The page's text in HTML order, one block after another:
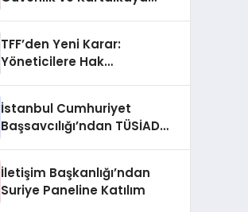
TFF’den Yeni Karar:
Yöneticilere Hak
İstanbul Cumhuriyet
Başsavcılığı’ndan TÜSİAD
İletişim Başkanlığı’ndan
Suriye Paneline Katılım